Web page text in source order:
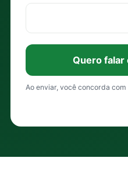
Quero falar
Ao enviar, você concorda com